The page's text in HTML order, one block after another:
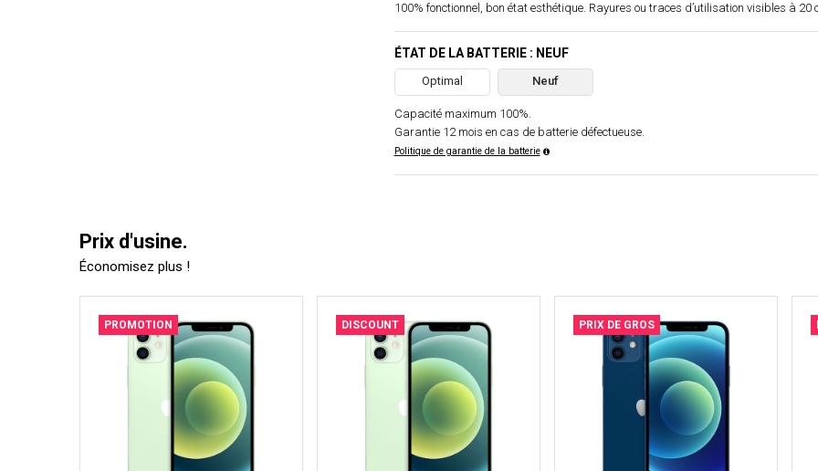
100% fonctionnel, bon état esthétique. Rayures ou traces d’utilisation visibles à 20
ÉTAT DE LA BATTERIE : NEUF
Optimal Neuf
Capacité maximum 100%.
Garantie 12 mois en cas de batterie défectueuse.
Politique de garantie de la batterie
Prix d'usine.
Économisez plus !
PROMOTION DISCOUNT PRIX DE GROS